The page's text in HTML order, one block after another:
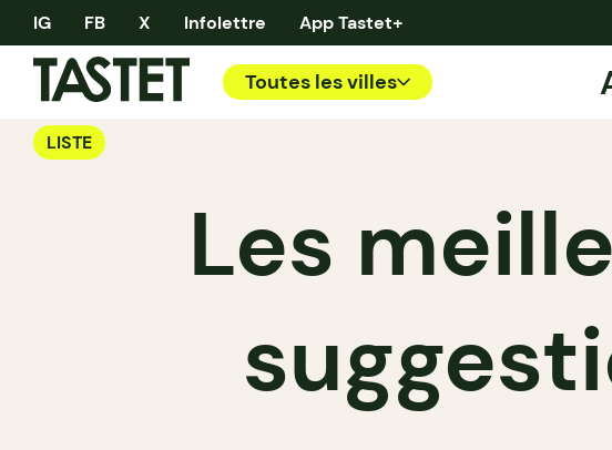
IG FB X Infolettre App Tastet+
Toutes les villes
LISTE
Les